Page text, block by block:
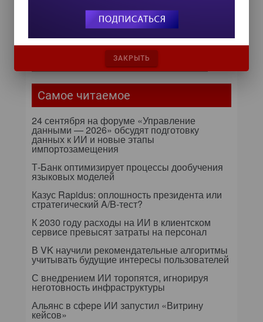
От кликов до миллионов: как
повседневные операции
Бизнес видит больше, чем мог
предположить раньше
Самое читаемое
24 сентября на форуме «Управление
данными — 2026» обсудят подготовку
данных к ИИ и новые этапы
импортозамещения
Т-Банк оптимизирует процессы дообучения
языковых моделей
Казус Rapidus: оплошность президента или
стратегический A/B-тест?
К 2030 году расходы на ИИ в клиентском
сервисе превысят затраты на персонал
В VK научили рекомендательные алгоритмы
учитывать будущие интересы пользователей
С внедрением ИИ торопятся, игнорируя
неготовность инфраструктуры
Альянс в сфере ИИ запустил «Витрину
кейсов»
ЗАКРЫТЬ